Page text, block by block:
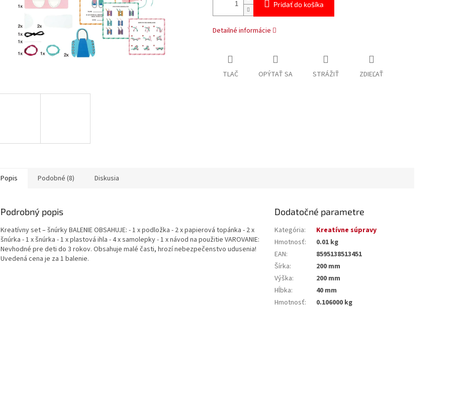
Pridať do košíka
Detailné informácie
TLAČ OPÝTAŤ SA STRÁŽIŤ ZDIEĽAŤ
Popis Podobné (8) Diskusia
Podrobný popis
Kreatívny set – šnúrky BALENIE OBSAHUJE: - 1 x podložka - 2 x papierová topánka - 2 x
šnúrka - 1 x šnúrka - 1 x plastová ihla - 4 x samolepky - 1 x návod na použitie VAROVANIE:
Nevhodné pre deti do 3 rokov. Obsahuje malé časti, hrozí nebezpečenstvo udusenia!
Uvedená cena je za 1 balenie.
Dodatočné parametre
Kategória:
Kreatívne súpravy
Hmotnosť:
0.01 kg
EAN:
8595138513451
Šírka:
200 mm
Výška:
200 mm
Hĺbka:
40 mm
Hmotnosť: 0.106000 kg